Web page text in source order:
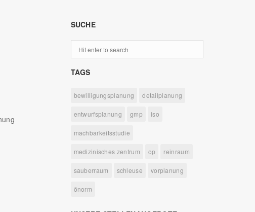
SUCHE
TAGS
bewilligungsplanung detailplanung
entwurfsplanung gmp iso
machbarkeitsstudie
medizinisches zentrum op reinraum
sauberraum schleuse vorplanung
önorm